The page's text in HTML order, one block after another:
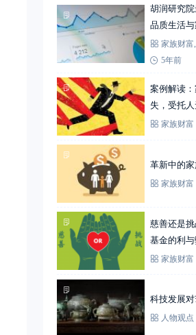
胡润研究院
品质生活与
家族财富
5年前
案例解读
失，受托
家族财富
革新中的
家族财富
慈善还是
基金的利
家族财富
科技发展
人物观点